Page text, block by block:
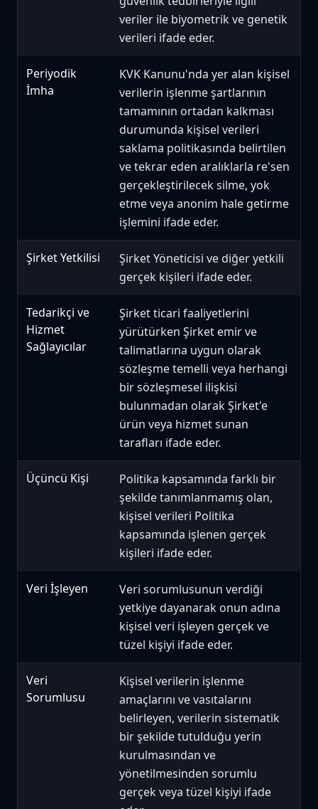
veriler ile biyometrik ve genetik
verileri ifade eder.
Periyodik
İmha
KVK Kanunu'nda yer alan kişisel
verilerin işlenme şartlarının
tamamının ortadan kalkması
durumunda kişisel verileri
saklama politikasında belirtilen
ve tekrar eden aralıklarla re'sen
gerçekleştirilecek silme, yok
etme veya anonim hale getirme
işlemini ifade eder.
Şirket Yetkilisi
Şirket Yöneticisi ve diğer yetkili
gerçek kişileri ifade eder.
Tedarikçi ve
Hizmet
Sağlayıcılar
Şirket ticari faaliyetlerini
yürütürken Şirket emir ve
talimatlarına uygun olarak
sözleşme temelli veya herhangi
bir sözleşmesel ilişkisi
bulunmadan olarak Şirket'e
ürün veya hizmet sunan
tarafları ifade eder.
Üçüncü Kişi
Politika kapsamında farklı bir
şekilde tanımlanmamış olan,
kişisel verileri Politika
kapsamında işlenen gerçek
kişileri ifade eder.
Veri İşleyen
Veri sorumlusunun verdiği
yetkiye dayanarak onun adına
kişisel veri işleyen gerçek ve
tüzel kişiyi ifade eder.
Veri
Sorumlusu
Kişisel verilerin işlenme
amaçlarını ve vasıtalarını
belirleyen, verilerin sistematik
bir şekilde tutulduğu yerin
kurulmasından ve
yönetilmesinden sorumlu
gerçek veya tüzel kişiyi ifade